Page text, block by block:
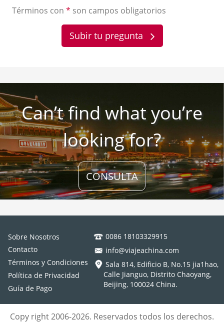
Términos con * son campos obligatorios
Can’t find what you’re
looking for?
CONSULTA
Sobre Nosotros
Contacto
Términos y Condiciones
Política de Privacidad
Guía de Pago
0086 18103329915
info@viajeachina.com
Sala 814, Edificio B, No.15 jia1hao,
Calle Jianguo, Distrito Chaoyang,
Beijing, 100024 China.
Copy right 2006-2026. Reservados todos los derechos.